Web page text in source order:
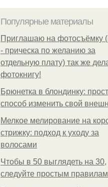
Популярные материалы
Приглашаю на фотосъёмку
- прическа по желанию за
отдельную плату) так же
фотокнигу!
Брюнетка в блондинку:
способ изменить свой
Мелкое мелирование на
стрижку: подход к уходу за
волосами
Чтобы в 50 выглядеть на 30,
следуйте простым